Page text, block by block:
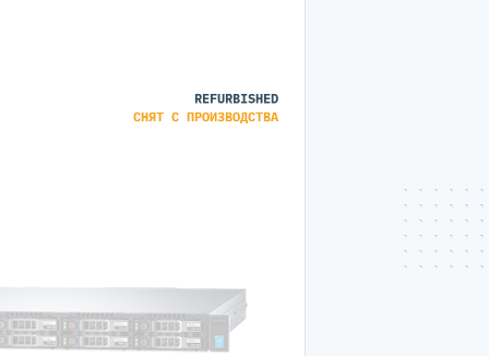
REFURBISHED
СНЯТ С ПРОИЗВОДСТВА